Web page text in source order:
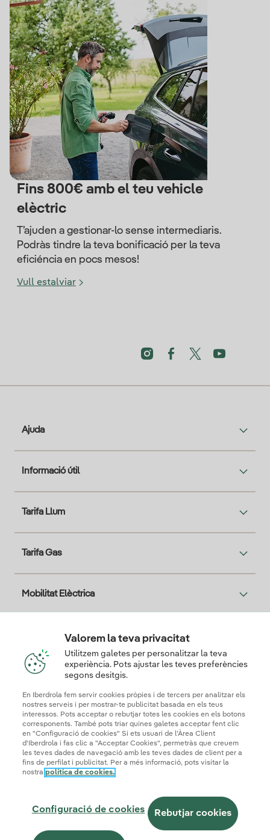
Fins 800€ amb el teu vehicle
elèctric
T’ajuden a gestionar-lo sense intermediaris.
Podràs tindre la teva bonificació per la teva
eficiéncia en pocs mesos!
Vull estalviar
Ajuda
Informació útil
Tarifa Llum
Tarifa Gas
Mobilitat Elèctrica
T'interessa
Descarga la App Iberdrola Clientes
Configuració de cookies
Seguridad de la informaciónAccessibilitat
Canal de denúncies
Valorem la teva privacitat
Utilitzem galetes per personalitzar la teva
experiència. Pots ajustar les teves preferències
segons desitgis.
En Iberdrola fem servir cookies pròpies i de tercers per analitzar els
nostres serveis i per mostrar-te publicitat basada en els teus
interessos. Pots acceptar o rebutjar totes les cookies en els botons
corresponents. També pots triar quines galetes acceptar fent clic
en "Configuració de cookies" Si ets usuari de l'Àrea Client
d'Iberdrola i fas clic a "Acceptar Cookies", permetràs que creuem
les teves dades de navegació amb les teves dades de client per a
fins de perfilat i publicitat. Per a més informació, pots visitar la
nostra política de cookies.
Configuració de cookies Rebutjar cookies